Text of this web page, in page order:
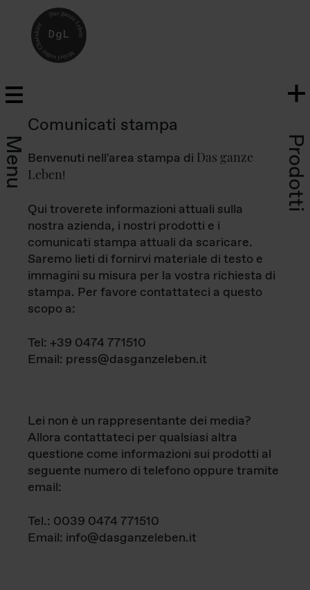
Menu Prodotti
Comunicati stampa
Benvenuti nell'area stampa di Das ganze
Leben!
Qui troverete informazioni attuali sulla
nostra azienda, i nostri prodotti e i
comunicati stampa attuali da scaricare.
Saremo lieti di fornirvi materiale di testo e
immagini su misura per la vostra richiesta di
stampa. Per favore contattateci a questo
scopo a:
Tel: +39 0474 771510
Email: press@dasganzeleben.it
Lei non è un rappresentante dei media?
Allora contattateci per qualsiasi altra
questione come informazioni sui prodotti al
seguente numero di telefono oppure tramite
email:
Tel.: 0039 0474 771510
Email: info@dasganzeleben.it